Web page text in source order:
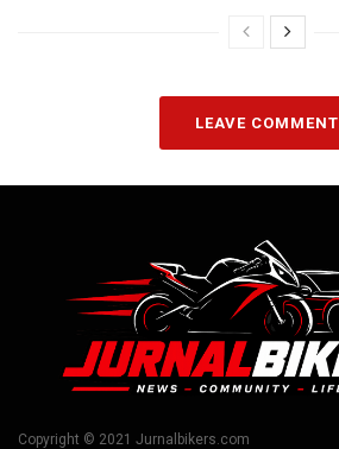
LEAVE COMMENT
Copyright © 2021 Jurnalbikers.com